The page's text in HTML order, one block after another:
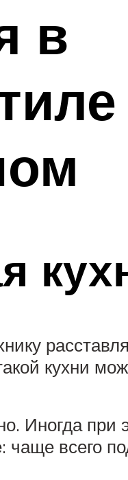
в
кухни
Иногда при
чаще всего